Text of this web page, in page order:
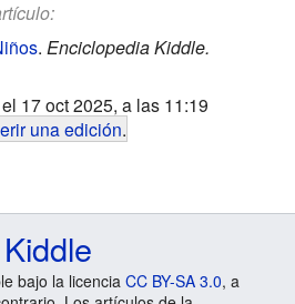
. Enciclopedia Kiddle.
17 oct 2025, a las 11:19
una edición.
bajo la licencia CC BY-SA 3.0, a